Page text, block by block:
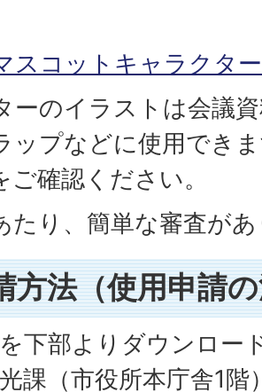
スコットキャラクタ
ーのイラストは会議
ップなどに使用でき
ご確認ください。
たり、簡単な審査が
方法（使用申請
下部よりダウンロー
課（市役所本庁舎1階